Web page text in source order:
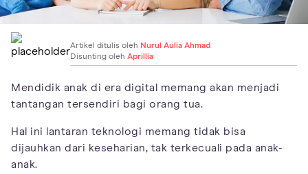
Artikel ditulis oleh Nurul Aulia Ahmad
Disunting oleh Aprillia
Mendidik anak di era digital memang akan menjadi
tantangan tersendiri bagi orang tua.
Hal ini lantaran teknologi memang tidak bisa
dijauhkan dari keseharian, tak terkecuali pada anak-
anak.